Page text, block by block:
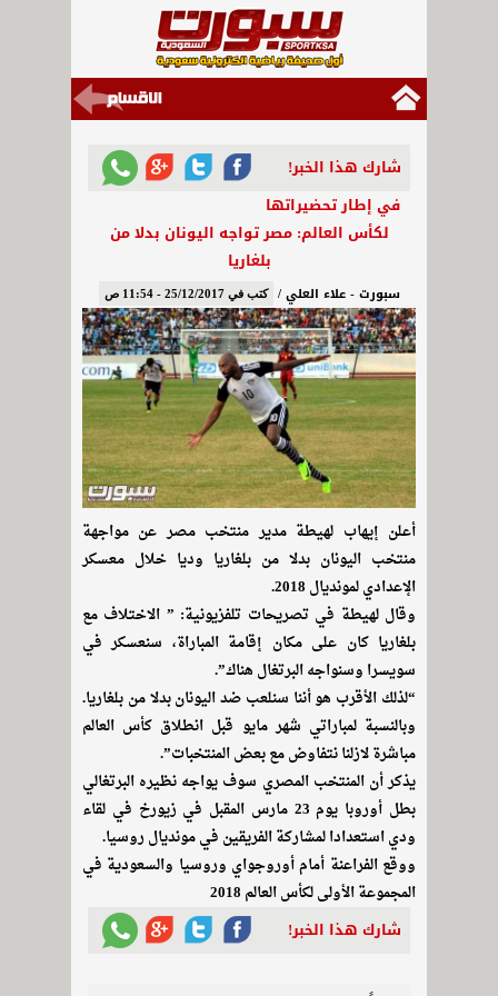
شارك هذا الخبر!
في إطار تحضيراتها
لكأس العالم: مصر تواجه اليونان بدلا من
بلغاريا
سبورت - علاء العلي / كتب في 25/12/2017 - 11:54 ص
أعلن إيهاب لهيطة مدير منتخب مصر عن مواجهة
منتخب اليونان بدلا من بلغاريا وديا خلال معسكر
الإعدادي لمونديال 2018.
وقال لهيطة في تصريحات تلفزيونية: ” الاختلاف مع
بلغاريا كان على مكان إقامة المباراة، سنعسكر في
سويسرا وسنواجه البرتغال هناك”.
“لذلك الأقرب هو أننا سنلعب ضد اليونان بدلا من بلغاريا.
وبالنسبة لمباراتي شهر مايو قبل انطلاق كأس العالم
مباشرة لازلنا نتفاوض مع بعض المنتخبات”.
يذكر أن المنتخب المصري سوف يواجه نظيره البرتغالي
بطل أوروبا يوم 23 مارس المقبل في زيورخ في لقاء
ودي استعدادا لمشاركة الفريقين في مونديال روسيا.
ووقع الفراعنة أمام أوروجواي وروسيا والسعودية في
المجموعة الأولى لكأس العالم 2018
شارك هذا الخبر!